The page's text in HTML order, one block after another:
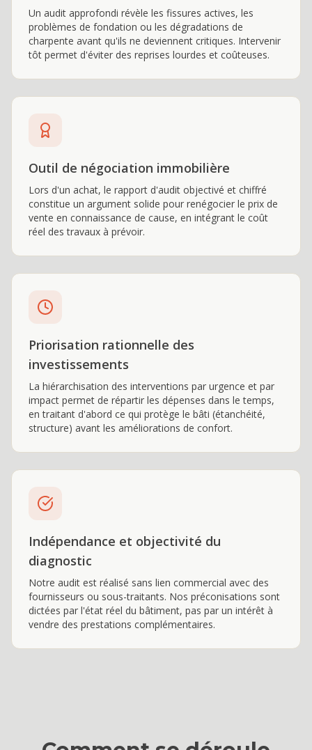
Un audit approfondi révèle les fissures actives, les
problèmes de fondation ou les dégradations de
charpente avant qu'ils ne deviennent critiques. Intervenir
tôt permet d'éviter des reprises lourdes et coûteuses.
Outil de négociation immobilière
Lors d'un achat, le rapport d'audit objectivé et chiffré
constitue un argument solide pour renégocier le prix de
vente en connaissance de cause, en intégrant le coût
réel des travaux à prévoir.
Priorisation rationnelle des
investissements
La hiérarchisation des interventions par urgence et par
impact permet de répartir les dépenses dans le temps,
en traitant d'abord ce qui protège le bâti (étanchéité,
structure) avant les améliorations de confort.
Indépendance et objectivité du
diagnostic
Notre audit est réalisé sans lien commercial avec des
fournisseurs ou sous-traitants. Nos préconisations sont
dictées par l'état réel du bâtiment, pas par un intérêt à
vendre des prestations complémentaires.